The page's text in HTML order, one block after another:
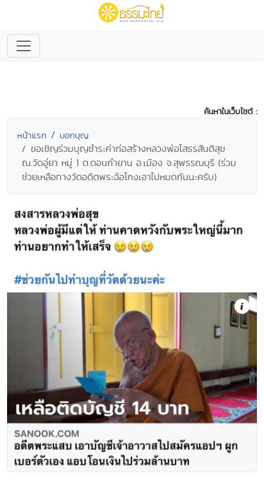
ค้นหาในเว็บไซต์ :
หน้าแรก บอกบุญ
ขอเชิญร่วมบุญชำระค่าก่อสร้างหลวงพ่อโสธรสันติสุข
ณ.วัดอู่ยา หมู่ 1 ต.ดอนกำยาน อ.เมือง จ.สุพรรณบุรี (ร่วม
ช่วยเหลือทางวัดอดีตพระฉ้อโกงเอาไปหมดกันนะครับ)